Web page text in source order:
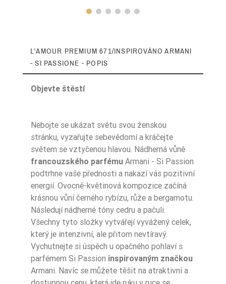
L'AMOUR PREMIUM 671/INSPIROVÁNO ARMANI
- SI PASSIONE - POPIS
Objevte štěstí
Nebojte se ukázat světu svou ženskou
stránku, vyzařujte sebevědomí a kráčejte
světem se vztyčenou hlavou. Nádherná vůně
francouzského parfému Armani - Si Passion
podtrhne vaše přednosti a nakazí vás pozitivní
energií. Ovocně-květinová kompozice začíná
krásnou vůní černého rybízu, růže a bergamotu.
Následují nádherné tóny cedru a pačuli.
Všechny tyto složky vytvářejí vyvážený celek,
který je intenzivní, ale přitom nevtíravý.
Vychutnejte si úspěch u opačného pohlaví s
parfémem Si Passion inspirovaným značkou
Armani. Navíc se můžete těšit na atraktivní a
Zaperfumowanie 22%
Ean13 5906826254380